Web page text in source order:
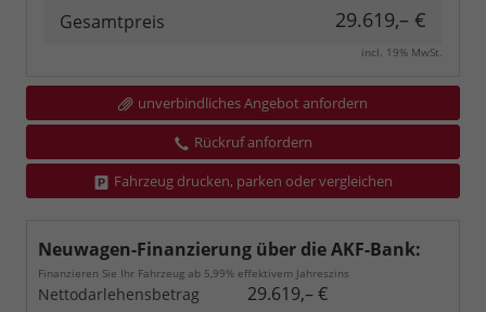
Gesamtpreis
29.619,– €
incl. 19% MwSt.
unverbindliches Angebot anfordern
Rückruf anfordern
Fahrzeug drucken, parken oder vergleichen
Neuwagen-Finanzierung über die AKF-Bank:
Finanzieren Sie Ihr Fahrzeug ab 5,99% effektivem Jahreszins
Nettodarlehensbetrag 29.619,– €